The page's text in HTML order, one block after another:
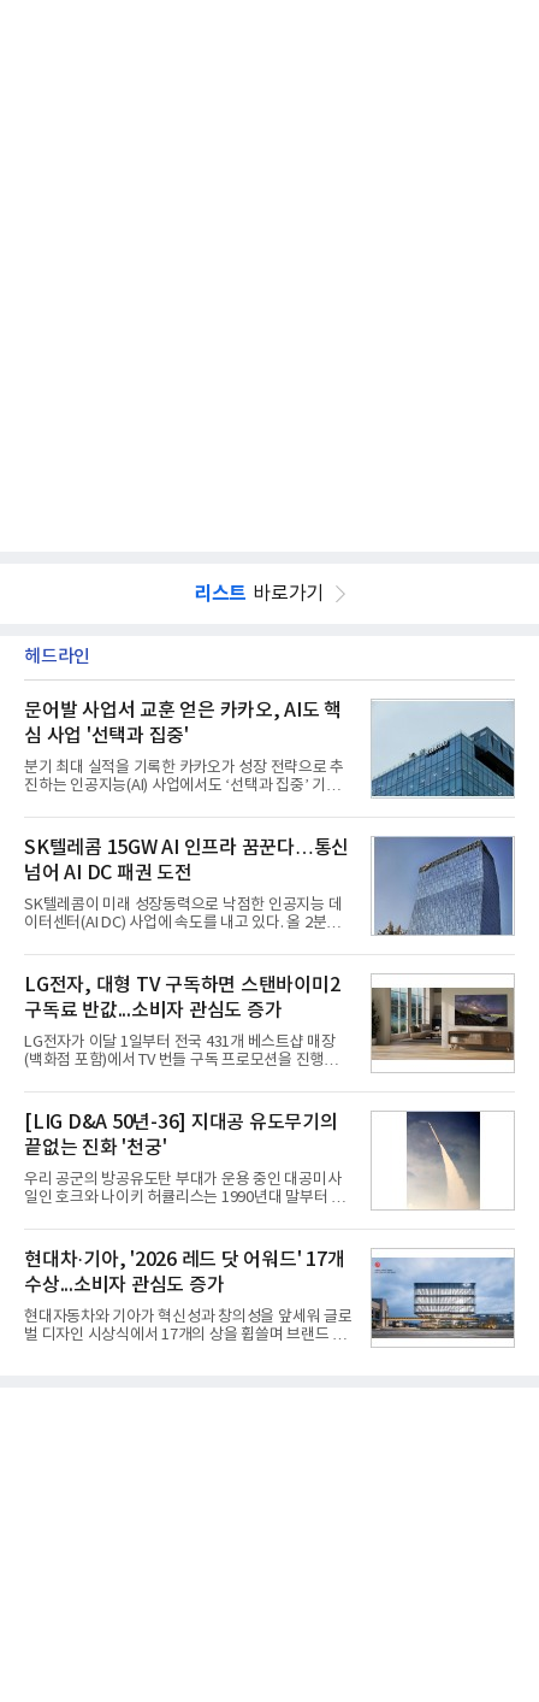
리스트 바로가기
헤드라인
문어발 사업서 교훈 얻은 카카오, AI도 핵
심 사업 '선택과 집중'
분기 최대 실적을 기록한 카카오가 성장 전략으로 추
진하는 인공지능(AI) 사업에서도 ‘선택과 집중’ 기조
라 투자에 나서는 것과 달리, 카카오는 ‘카카오톡’이
라는 플랫폼 경쟁력을 활용한 AI 에이전트 서비스에
집중하는 전략이다. 과거 무리한 사업 확장 과정에서
겪었던 시행착오를 되풀이하지 않고 핵심 역량에 집
중하겠다는 취지로 풀이된다.7일 업계에 따르면 카카
오는 올해 2분기 연결 기준 매출 2조985억원, 영업이
익 2770억원을 기록했다. 전년 동기 대비 매출과 영업
은 4884억
SK텔레콤 15GW AI 인프라 꿈꾼다…통신
넘어 AI DC 패권 도전
SK텔레콤이 미래 성장동력으로 낙점한 인공지능 데
이터센터(AI DC) 사업에 속도를 내고 있다. 올 2분기
는 2035년까지 총 15GW(기가와트) 규모의 AI DC를
구축하겠다는 대형 청사진을 제시하면서다. 이에 따
라 경쟁 구도 역시 이동통신사인 KT, LG유플러스를
넘어 네이버, 삼성SDS 등 IT 인프라 기업으로 확장되
고 있다.7일 SK텔레콤에 따르면 회사는 올해 2분기
연결 기준 매출 4조 3591억원, 영업이익 5660억원을
기록했다. 매출은 전년 동기 대비 0.5%, 영업이익은
따른 기저효과가 실
LG전자, 대형 TV 구독하면 스탠바이미2
구독료 반값...소비자 관심도 증가
LG전자가 이달 1일부터 전국 431개 베스트샵 매장
(백화점 포함)에서 TV 번들 구독 프로모션을 진행하고
인해주는 프로모션이다.대상 제품은 65·77·83형 올
레드, 75·86·100형 마이크로 RGB, 75·86형 미니
RGB 등 거실용 TV로 인기가 높은 베스트셀러 TV 20
개 모델이며, 동시 구독 계약 시 스탠바이미2(모델명
27LX6TPGA) 구독료를 50% 할인 받을 수 있다. 프로
모션 대상 모델과 혜택, 구독료 등 프로모션 세부 사항
은 베스트샵 판매 매니저에게 문의하면 자세히 안내
등으로 이전
[LIG D&A 50년-36] 지대공 유도무기의
끝없는 진화 '천궁'
우리 공군의 방공유도탄 부대가 운용 중인 대공미사
일인 호크와 나이키 허큘리스는 1990년대 말부터 성
기존 미사일체계를 대체할 중고도 및 중거리 대공미
사일을 개발하기로 결정했다.처음 KM-SAM 사업으로
불린 이 사업의 명칭은 호크(Iron Hawk, 철매)를 대체
한다는 의미에서 ‘철매Ⅱ’ 로 정해졌다. 철매Ⅱ 개발
사업은 미사일체계 완성 후인 2011년 ‘천궁(天弓)’으
로 다시 장비명이 바뀌었다. 17개 업체와 관련 기관이
참여한 가운데 LIG 넥스원은 탐색 개발에서 체계개발
현대차·기아, '2026 레드 닷 어워드' 17개
수상...소비자 관심도 증가
현대자동차와 기아가 혁신성과 창의성을 앞세워 글로
벌 디자인 시상식에서 17개의 상을 휩쓸며 브랜드 경